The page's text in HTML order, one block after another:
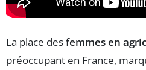
La place desfemmes en
préoccupant en France,